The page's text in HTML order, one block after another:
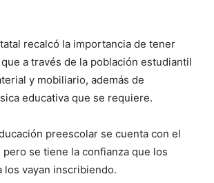
recalcó la importancia de tener
a través de la población estudiantil
y mobiliario, además de
educativa que se requiere.
preescolar se cuenta con el
pero se tiene la confianza que los
los vayan inscribiendo.